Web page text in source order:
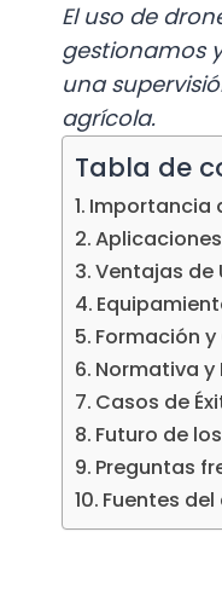
El uso de
gestionamos
una
agrícola.
Tabla de
Importancia
Ventajas de
Formación
Normativa y
Casos de
Futuro de
Preguntas
Fuentes